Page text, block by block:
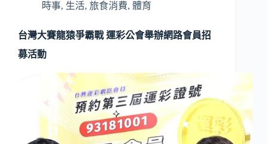
時事, 生活, 旅食消費, 體育
台灣大賽龍猿爭霸戰 運彩公會舉辦網路會員招
募活動